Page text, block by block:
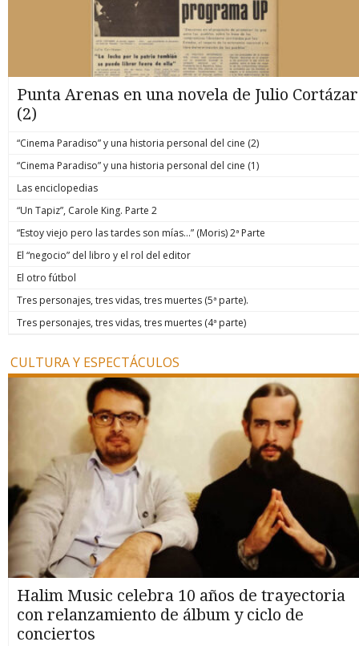
Punta Arenas en una novela de Julio Cortázar
(2)
“Cinema Paradiso” y una historia personal del cine (2)
“Cinema Paradiso” y una historia personal del cine (1)
Las enciclopedias
“Un Tapiz”, Carole King. Parte 2
“Estoy viejo pero las tardes son mías…” (Moris) 2ª Parte
El “negocio” del libro y el rol del editor
El otro fútbol
Tres personajes, tres vidas, tres muertes (5ª parte).
Tres personajes, tres vidas, tres muertes (4ª parte)
CULTURA Y ESPECTÁCULOS
Halim Music celebra 10 años de trayectoria
con relanzamiento de álbum y ciclo de
conciertos